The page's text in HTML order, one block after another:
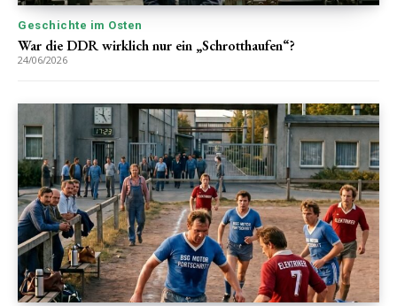
Geschichte im Osten
War die DDR wirklich nur ein „Schrotthaufen“?
24/06/2026